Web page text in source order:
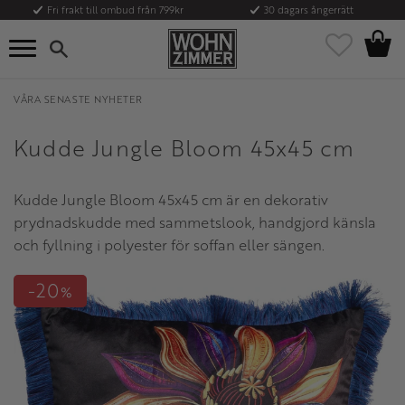
Meny
Fri frakt till ombud från 799kr 30 dagars ångerrätt
Favoriter
VÅRA SENASTE NYHETER
Kudde Jungle Bloom 45x45 cm
Kudde Jungle Bloom 45x45 cm är en dekorativ
prydnadskudde med sammetslook, handgjord känsla
och fyllning i polyester för soffan eller sängen.
20%